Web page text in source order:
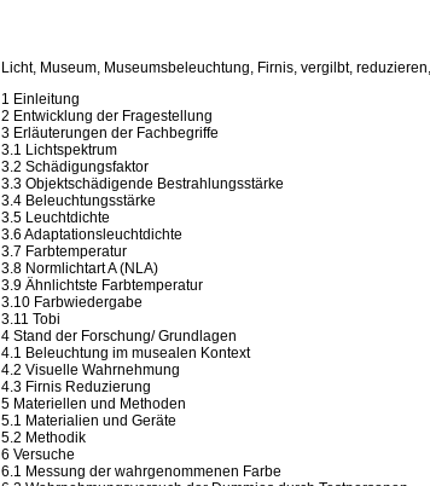
Licht, Museum, Museumsbeleuchtung, Firnis, vergilbt,
1 Einleitung
2 Entwicklung der Fragestellung
3 Erläuterungen der Fachbegriffe
3.1 Lichtspektrum
3.2 Schädigungsfaktor
3.3 Objektschädigende Bestrahlungsstärke
3.4 Beleuchtungsstärke
3.5 Leuchtdichte
3.6 Adaptationsleuchtdichte
3.7 Farbtemperatur
3.8 Normlichtart A (NLA)
3.9 Ähnlichtste Farbtemperatur
3.10 Farbwiedergabe
3.11 Tobi
4 Stand der Forschung/ Grundlagen
4.1 Beleuchtung im musealen Kontext
4.2 Visuelle Wahrnehmung
4.3 Firnis Reduzierung
5 Materiellen und Methoden
5.1 Materialien und Geräte
5.2 Methodik
6 Versuche
6.1 Messung der wahrgenommenen Farbe